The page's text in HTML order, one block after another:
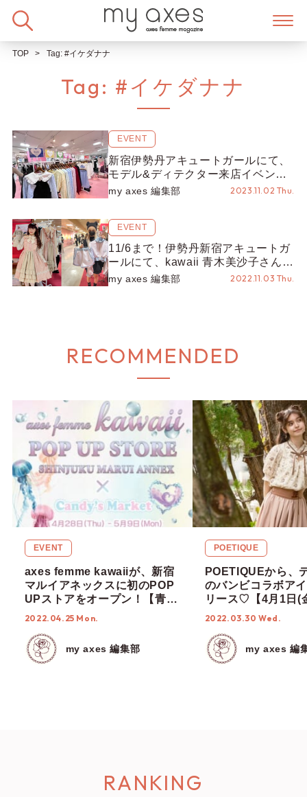
TOP Tag: #イケダナナ
Tag: #イケダナナ
EVENT
新宿伊勢丹アキュートガールにて、
モデル&ディテクター来店イベント
を開催しました♡【青木美沙子・イ
my axes 編集部 2023.11.02 Thu.
EVENT
11/6まで！伊勢丹新宿アキュートガ
ールにて、kawaii 青木美沙子さん &
Fickle Bebe イケダナナさんの来店
my axes 編集部 2022.11.03 Thu.
RECOMMENDED
EVENT
axes femme kawaiiが、新宿
マルイアネックスに初のPOP
UPストアをオープン！【青木
美沙子さん、Rin Rin Dollさ
2022.04.25 Mon.
my axes 編集部
POETIQUE
POETIQUEから、
のバンビコラボア
リース♡【4月1日(
始】
2022.03.30 Wed.
my axes 編
RANKING